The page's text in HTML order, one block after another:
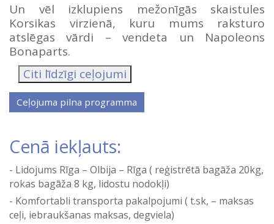
Un vēl izklupiens mežonīgās skaistules
Korsikas virzienā, kuru mums raksturo
atslēgas vārdi – vendeta un Napoleons
Bonaparts.
Citi līdzīgi ceļojumi
Cenā iekļauts:
Lidojums Rīga – Olbija – Rīga ( reģistrētā bagāža 20kg,
rokas bagāža 8 kg, lidostu nodokļi)
Komfortabli transporta pakalpojumi ( t.sk, – maksas
ceļi, iebraukšanas maksas, degviela)